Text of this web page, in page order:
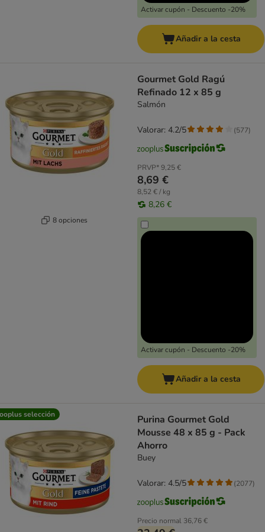
Activar cupón - Descuento -20%
Añadir a la cesta
8 opciones
Gourmet Gold Ragú
Refinado 12 x 85 g
Salmón
PRVP*9,25 €
8,69 €
8,52 € / kg
8,26 €
Activar cupón - Descuento -20%
Valorar: 4.2/5 (577)
Añadir a la cesta
selección
Purina Gourmet Gold
Mousse 48 x 85 g - Pack
Ahorro
Buey
Precio normal 36,76 €
Valorar: 4.5/5 (2077)